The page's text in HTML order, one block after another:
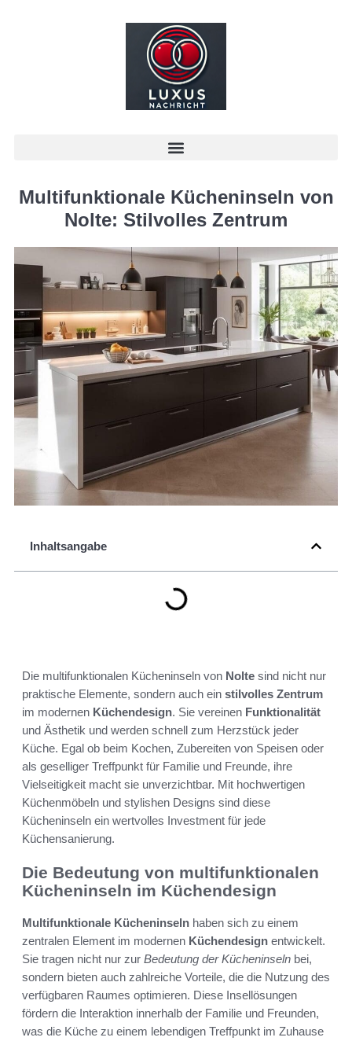
Multifunktionale Kücheninseln von
Nolte: Stilvolles Zentrum
Inhaltsangabe
Die multifunktionalen Kücheninseln von Nolte sind nicht nur
praktische Elemente, sondern auch ein stilvolles Zentrum
im modernen Küchendesign. Sie vereinen Funktionalität
und Ästhetik und werden schnell zum Herzstück jeder
Küche. Egal ob beim Kochen, Zubereiten von Speisen oder
als geselliger Treffpunkt für Familie und Freunde, ihre
Vielseitigkeit macht sie unverzichtbar. Mit hochwertigen
Küchenmöbeln und stylishen Designs sind diese
Kücheninseln ein wertvolles Investment für jede
Küchensanierung.
Die Bedeutung von multifunktionalen
Kücheninseln im Küchendesign
Multifunktionale Kücheninseln haben sich zu einem
zentralen Element im modernen Küchendesign entwickelt.
Sie tragen nicht nur zur Bedeutung der Kücheninseln bei,
sondern bieten auch zahlreiche Vorteile, die die Nutzung des
verfügbaren Raumes optimieren. Diese Insellösungen
fördern die Interaktion innerhalb der Familie und Freunden,
was die Küche zu einem lebendigen Treffpunkt im Zuhause